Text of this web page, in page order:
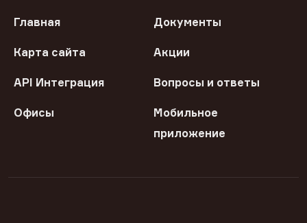
Главная Документы
Карта сайта Акции
API Интеграция Вопросы и ответы
Офисы
Мобильное
приложение